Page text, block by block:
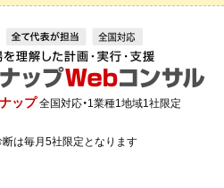
ップ 全国対応・1業種1地域1社限定
は毎月5社限定となります